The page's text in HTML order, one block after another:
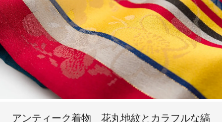
アンティーク着物 花丸地紋とカラフルな縞